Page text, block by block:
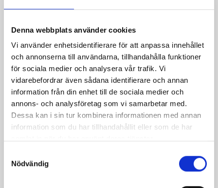
Denna webbplats använder cookies
Vi använder enhetsidentifierare för att anpassa innehållet
och annonserna till användarna, tillhandahålla funktioner
för sociala medier och analysera vår trafik. Vi
vidarebefordrar även sådana identifierare och annan
information från din enhet till de sociala medier och
annons- och analysföretag som vi samarbetar med.
Dessa kan i sin tur kombinera informationen med annan
information som du har tillhandahållit eller som de har
Nödvändig
Mjölk 3% 1 liter
Jordgubbsfil 2,7%